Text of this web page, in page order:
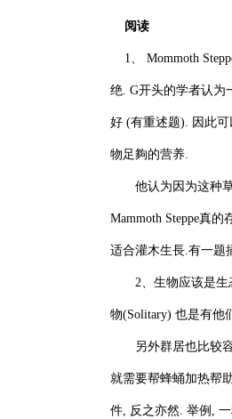
阅读
1、 Mommoth
绝. G开头的学者认为
好 (有重述题). 因此
物足夠的营养.
他认为因为这种草
Mammoth Steppe真
适合灌木生長.有一题
2、生物应该是生态
物(Solitary) 也是有他
另外群居也比较容
就需要帮蜂蛹加热帮
件, 反之亦然. 举例,